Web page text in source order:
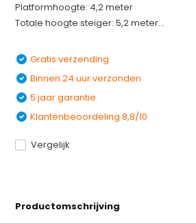
Platformhoogte: 4,2 meter
Totale hoogte steiger: 5,2 meter...
Gratis verzending
Binnen 24 uur verzonden
5 jaar garantie
Klantenbeoordeling 8,8/10
Vergelijk
Productomschrijving